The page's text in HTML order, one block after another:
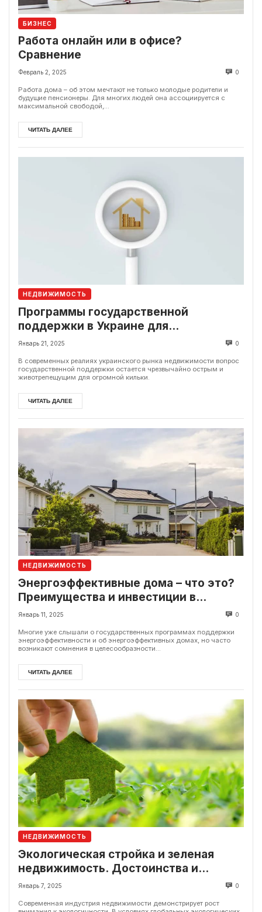
БИЗНЕС
Работа онлайн или в офисе?
Сравнение
Февраль 2, 2025 0
Работа дома – об этом мечтают не только молодые родители и
будущие пенсионеры. Для многих людей она ассоциируется с
максимальной свободой,...
ЧИТАТЬ ДАЛЕЕ
НЕДВИЖИМОСТЬ
Программы государственной
поддержки в Украине для
недвижимости. Достоинства и
Январь 21, 2025 0
В современных реалиях украинского рынка недвижимости вопрос
государственной поддержки остается чрезвычайно острым и
животрепещущим для огромной кильки.
ЧИТАТЬ ДАЛЕЕ
НЕДВИЖИМОСТЬ
Энергоэффективные дома – что это?
Преимущества и инвестиции в
будущее
Январь 11, 2025 0
Многие уже слышали о государственных программах поддержки
энергоэффективности и об энергоэффективных домах, но часто
возникают сомнения в целесообразности...
ЧИТАТЬ ДАЛЕЕ
НЕДВИЖИМОСТЬ
Экологическая стройка и зеленая
недвижимость. Достоинства и
недостатки
Январь 7, 2025 0
Современная индустрия недвижимости демонстрирует рост